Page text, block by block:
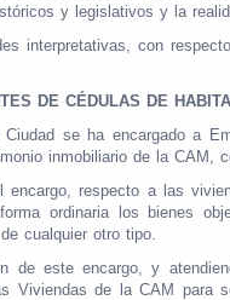
y legislativos y la
interpretativas, con
DE CÉDULAS DE
se ha encargado a
inmobiliario de la CAM,
encargo, respecto a las
ordinaria los bienes
cualquier otro tipo.
de este encargo, y
Viviendas de la CAM para